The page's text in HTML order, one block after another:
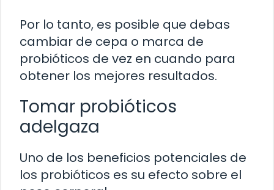
Por lo tanto, es posible que debas
cambiar de cepa o marca de
probióticos de vez en cuando para
obtener los mejores resultados.
Tomar probióticos
adelgaza
Uno de los beneficios potenciales de
los probióticos es su efecto sobre el